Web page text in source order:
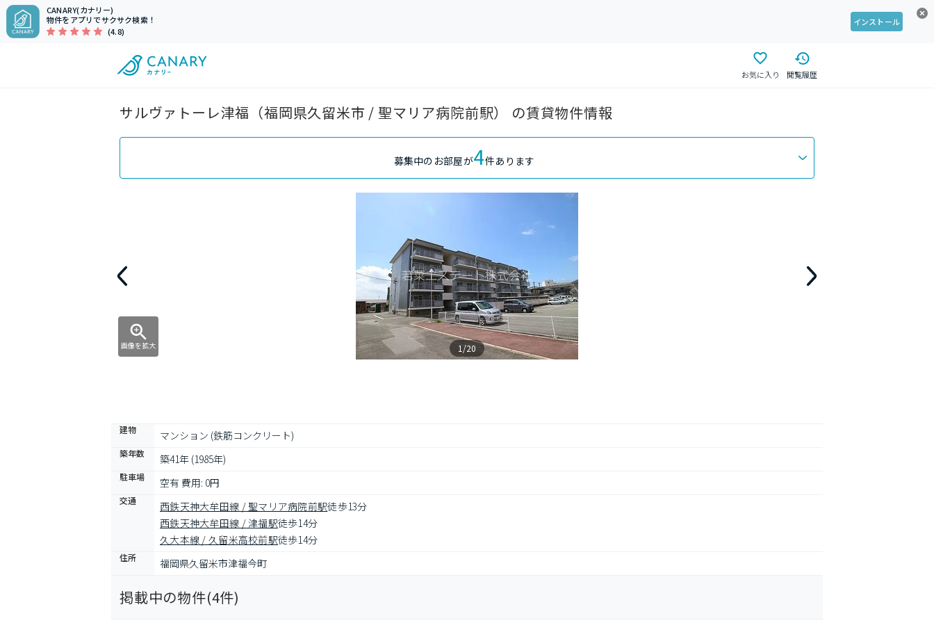
CANARY(カナリー)
物件をアプリでサクサク検索！
(4.8)
インストール
お気に入り 閲覧履歴
サルヴァトーレ津福（福岡県久留米市 / 聖マリア病院前駅） の賃貸物件情報
募集中のお部屋が4件あります
画像を拡大 1/20
建物 マンション (鉄筋コンクリート)
築年数 築41年 (1985年)
駐車場 空有 費用: 0円
交通 西鉄天神大牟田線 / 聖マリア病院前駅徒歩13分
西鉄天神大牟田線 / 津福駅徒歩14分
久大本線 / 久留米高校前駅徒歩14分
住所 福岡県久留米市津福今町
掲載中の物件(4件)